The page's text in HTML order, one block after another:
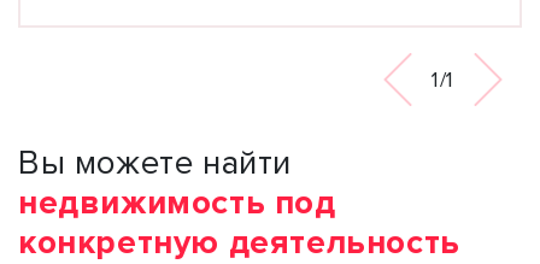
1/1
Вы можете найти
недвижимость под
конкретную деятельность